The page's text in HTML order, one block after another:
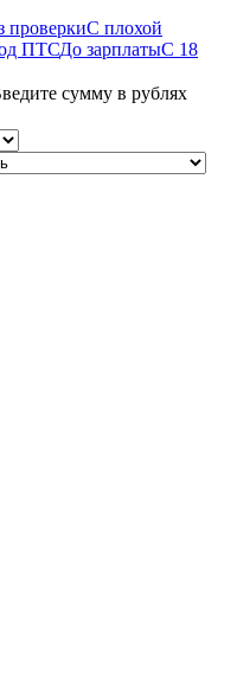
проверкиС плохой
ПТСДо зарплатыС 18
сумму в рублях